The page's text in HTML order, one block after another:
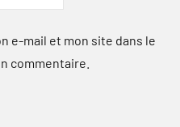
e-mail et mon site dans le
commentaire.